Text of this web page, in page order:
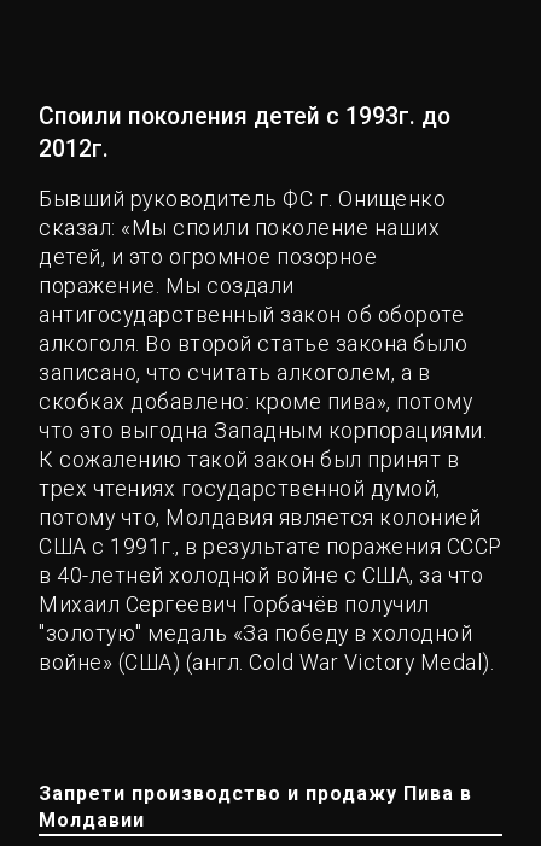
Споили поколения детей с 1993г. до
2012г.
Бывший руководитель ФС г. Онищенко
сказал: «Мы споили поколение наших
детей, и это огромное позорное
поражение. Мы создали
антигосударственный закон об обороте
алкоголя. Во второй статье закона было
записано, что считать алкоголем, а в
скобках добавлено: кроме пива», потому
что это выгодна Западным корпорациями.
К сожалению такой закон был принят в
трех чтениях государственной думой,
потому что, Молдавия является колонией
США с 1991г., в результате поражения СССР
в 40-летней холодной войне с США, за что
Михаил Сергеевич Горбачёв получил
"золотую" медаль «За победу в холодной
войне» (США) (англ. Cold War Victory Medal).
Запрети производство и продажу Пива в
Молдавии